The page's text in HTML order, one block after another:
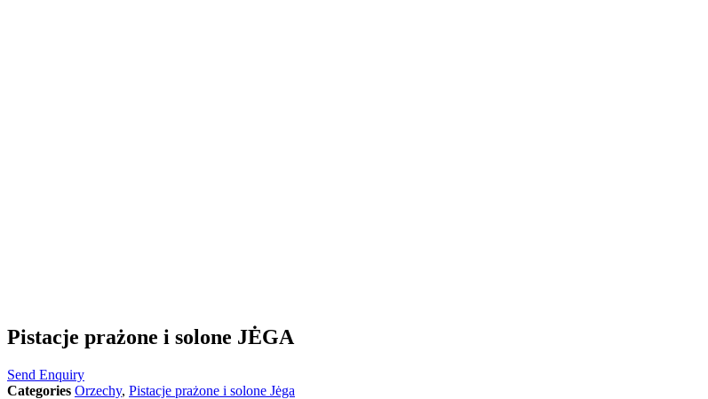
Pistacje prażone i solone JĖGA
Send Enquiry
Categories Orzechy, Pistacje prażone i solone Jėga